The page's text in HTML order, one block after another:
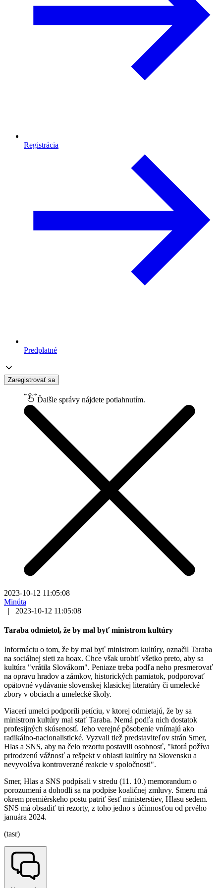
Registrácia
Predplatné
Zaregistrovať sa
Ďalšie správy nájdete potiahnutím.
2023-10-12 11:05:08
Minúta
|
2023-10-12 11:05:08
Taraba odmietol, že by mal byť ministrom kultúry
Informáciu o tom, že by mal byť ministrom kultúry, označil Taraba
na sociálnej sieti za hoax. Chce však urobiť všetko preto, aby sa
kultúra "vrátila Slovákom". Peniaze treba podľa neho presmerovať
na opravu hradov a zámkov, historických pamiatok, podporovať
opätovné vydávanie slovenskej klasickej literatúry či umelecké
zbory v obciach a umelecké školy.
Viacerí umelci podporili petíciu, v ktorej odmietajú, že by sa
ministrom kultúry mal stať Taraba. Nemá podľa nich dostatok
profesijných skúseností. Jeho verejné pôsobenie vnímajú ako
radikálno-nacionalistické. Vyzvali tiež predstaviteľov strán Smer,
Hlas a SNS, aby na čelo rezortu postavili osobnosť, "ktorá požíva
prirodzenú vážnosť a rešpekt v oblasti kultúry na Slovensku a
nevyvoláva kontroverzné reakcie v spoločnosti".
Smer, Hlas a SNS podpísali v stredu (11. 10.) memorandum o
porozumení a dohodli sa na podpise koaličnej zmluvy. Smeru má
okrem premiérskeho postu patriť šesť ministerstiev, Hlasu sedem.
SNS má obsadiť tri rezorty, z toho jedno s účinnosťou od prvého
januára 2024.
(tasr)